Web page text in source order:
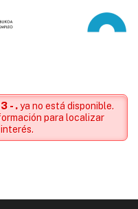
- .ya no está disponible.
para localizar